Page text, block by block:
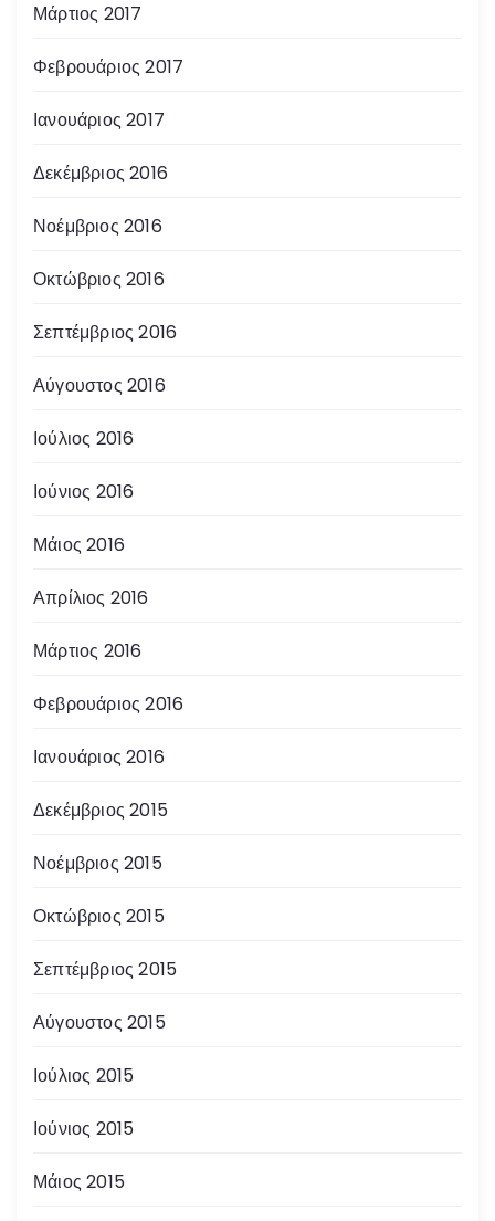
Μάρτιος 2017
Φεβρουάριος 2017
Ιανουάριος 2017
Δεκέμβριος 2016
Νοέμβριος 2016
Οκτώβριος 2016
Σεπτέμβριος 2016
Αύγουστος 2016
Ιούλιος 2016
Ιούνιος 2016
Μάιος 2016
Απρίλιος 2016
Μάρτιος 2016
Φεβρουάριος 2016
Ιανουάριος 2016
Δεκέμβριος 2015
Νοέμβριος 2015
Οκτώβριος 2015
Σεπτέμβριος 2015
Αύγουστος 2015
Ιούλιος 2015
Ιούνιος 2015
Μάιος 2015